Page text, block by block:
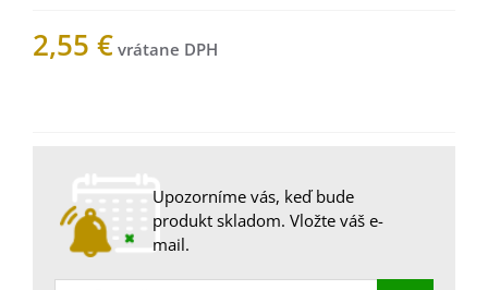
2,55 €
Upozorníme vás, keď bude
produkt skladom. Vložte váš e-
mail.